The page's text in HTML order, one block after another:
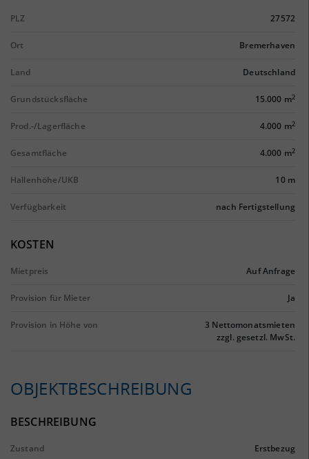
PLZ 27572
Ort Bremerhaven
Land Deutschland
Grundstücksfläche 15.000 m2
Prod.-/Lagerfläche 4.000 m2
Gesamtfläche 4.000 m2
Hallenhöhe/UKB 10 m
Verfügbarkeit nach Fertigstellung
KOSTEN
Mietpreis Auf Anfrage
Provision für Mieter Ja
Provision in Höhe von
3 Nettomonatsmieten
zzgl. gesetzl. MwSt.
OBJEKTBESCHREIBUNG
BESCHREIBUNG
Zustand Erstbezug